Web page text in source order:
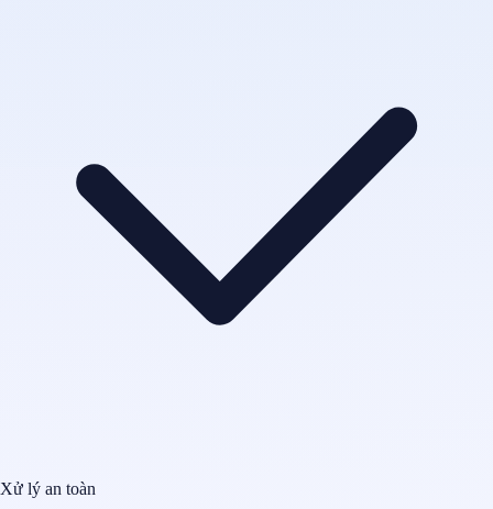
Xử lý an toàn